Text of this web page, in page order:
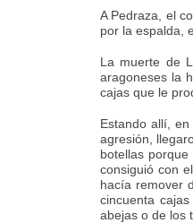
A Pedraza, el
por la espalda,
La muerte de
aragoneses la
cajas que le
Estando allí,
agresión,
botellas
consiguió con
hacía remover
cincuenta
abejas o de los